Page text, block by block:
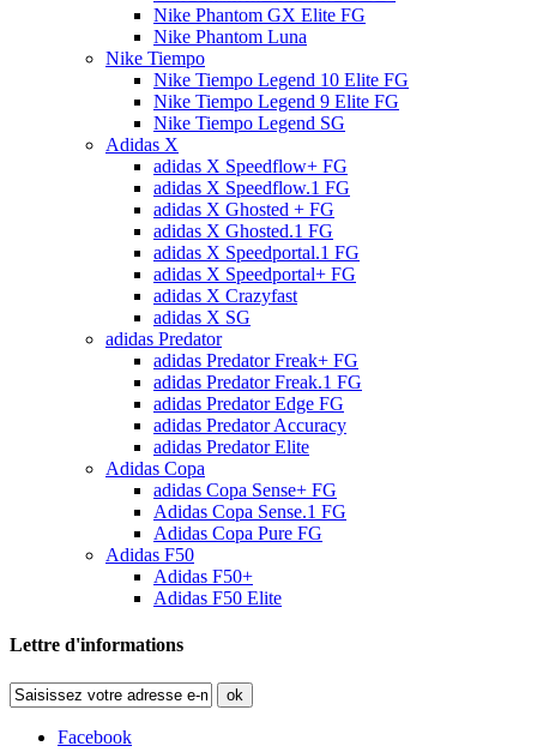
Nike Phantom GX Elite FG
Nike Phantom Luna
Nike Tiempo
Nike Tiempo Legend 10 Elite FG
Nike Tiempo Legend 9 Elite FG
Nike Tiempo Legend SG
Adidas X
adidas X Speedflow+ FG
adidas X Speedflow.1 FG
adidas X Ghosted + FG
adidas X Ghosted.1 FG
adidas X Speedportal.1 FG
adidas X Speedportal+ FG
adidas X Crazyfast
adidas X SG
adidas Predator
adidas Predator Freak+ FG
adidas Predator Freak.1 FG
adidas Predator Edge FG
adidas Predator Accuracy
adidas Predator Elite
Adidas Copa
adidas Copa Sense+ FG
Adidas Copa Sense.1 FG
Adidas Copa Pure FG
Adidas F50
Adidas F50+
Adidas F50 Elite
Lettre d'informations
ok
Facebook